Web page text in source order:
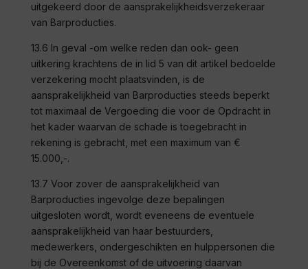
uitgekeerd door de aansprakelijkheidsverzekeraar
van Barproducties.
13.6 In geval -om welke reden dan ook- geen
uitkering krachtens de in lid 5 van dit artikel bedoelde
verzekering mocht plaatsvinden, is de
aansprakelijkheid van Barproducties steeds beperkt
tot maximaal de Vergoeding die voor de Opdracht in
het kader waarvan de schade is toegebracht in
rekening is gebracht, met een maximum van €
15.000,-.
13.7 Voor zover de aansprakelijkheid van
Barproducties ingevolge deze bepalingen
uitgesloten wordt, wordt eveneens de eventuele
aansprakelijkheid van haar bestuurders,
medewerkers, ondergeschikten en hulppersonen die
bij de Overeenkomst of de uitvoering daarvan